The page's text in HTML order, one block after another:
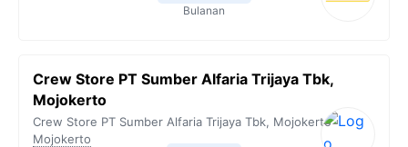
Bulanan
Crew Store PT Sumber Alfaria Trijaya Tbk,
Mojokerto
Crew Store PT Sumber Alfaria Trijaya Tbk, Mojokerto
Mojokerto